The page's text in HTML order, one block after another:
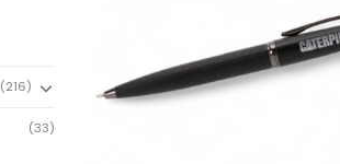
(216)
(33)